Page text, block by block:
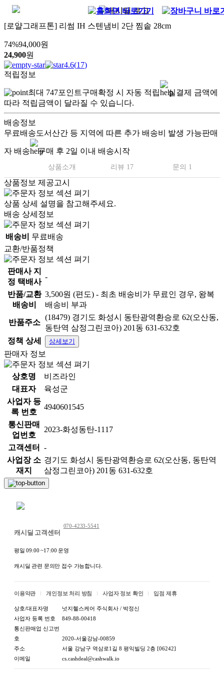
[로얄그래프톤] 리썸 IH 스텐냄비 2단 찜솥 28cm
74%94,000원
24,900원
4.6(17)
적립정보
최대 747포인트구매확정 시 자동 적립
실결제 금액에
따라 적립금액이 달라질 수 있습니다.
배송정보
무료배송도서산간 등 지역에 따른 추가 배송비 발생 가능판매
자 배송 구매 후 2일 이내 배송시작
상품소개 리뷰 17 문의 1
상품정보 제공고시
상품 상세 설명을 참고해주세요.
배송 상세정보
배송비
무료배송
교환/반품정책
판매사 지
정 택배사
-
반품/교환
배송비
3,500원 (편도) - 최초 배송비가 무료인 경우, 왕복
배송비 부과
반품주소
(18479) 경기도 화성시 동탄광역환승로 62(오산동,
동탄역 삼정그린코아) 201동 631-632호
정책 상세
상세보기
판매자 정보
상호명
비즈라인
대표자
육성군
사업자 등
록 번호
4940601545
통신판매
업번호
2023-화성동탄-1117
고객센터
-
사업장 소
재지
경기도 화성시 동탄광역환승로 62(오산동, 동탄역
삼정그린코아) 201동 631-632호
캐시딜 고객센터
070-4233-5541
평일 09:00 ~17:00 운영
캐시딜 관련 문의만 접수 가능합니다.
이용약관 개인정보 처리 방침 사업자 정보 확인 입점 제휴
상호/대표자명
넛지헬스케어 주식회사 / 박정신
사업자 등록 번호
849-88-00418
통신판매업 신고번
호
2020-서울강남-00859
주소
서울 강남구 역삼로1길 8 평익빌딩 2층 [06242]
이메일
cs.cashdeal@cashwalk.io